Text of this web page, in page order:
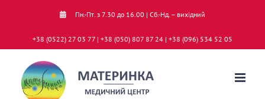
Пн.-Пт. з 7.30 до 16.00 | Сб.-Нд. – вихідний
+38 (0522) 27 03 77 | +38 (050) 807 87 24 | +38 (096) 534 52 05